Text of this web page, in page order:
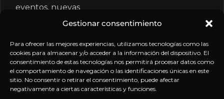
Gestionar consentimiento
Para ofrecer las mejores experiencias, utilizamos tecnologías como las
cookies para almacenar y/o acceder a la información del dispositivo. El
consentimiento de estas tecnologías nos permitirá procesar datos como
el comportamiento de navegación o las identificaciones únicas en este
sitio. No consentir o retirar el consentimiento, puede afectar
negativamente a ciertas características y funciones.
eventos, nuevas
publicaciones y
suscripción.